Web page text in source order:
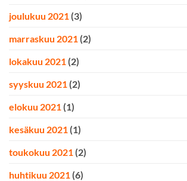
joulukuu 2021 (3)
marraskuu 2021 (2)
lokakuu 2021 (2)
syyskuu 2021 (2)
elokuu 2021 (1)
kesäkuu 2021 (1)
toukokuu 2021 (2)
huhtikuu 2021 (6)